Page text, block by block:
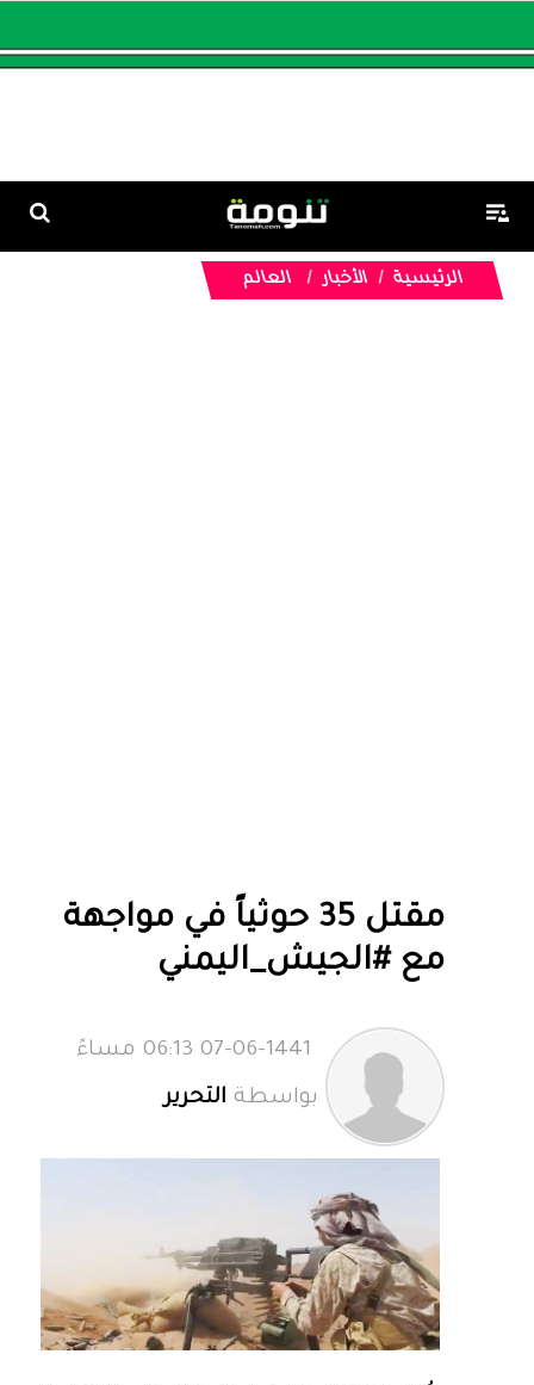
الرئيسية الأخبار العالم
مقتل 35 حوثياً في مواجهة
مع #الجيش_اليمني
بواسطة التحرير